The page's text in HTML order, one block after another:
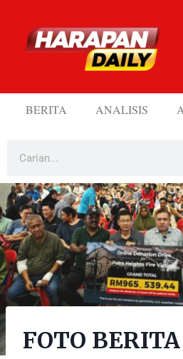
BERITA ANALISIS
FOTO BERITA |